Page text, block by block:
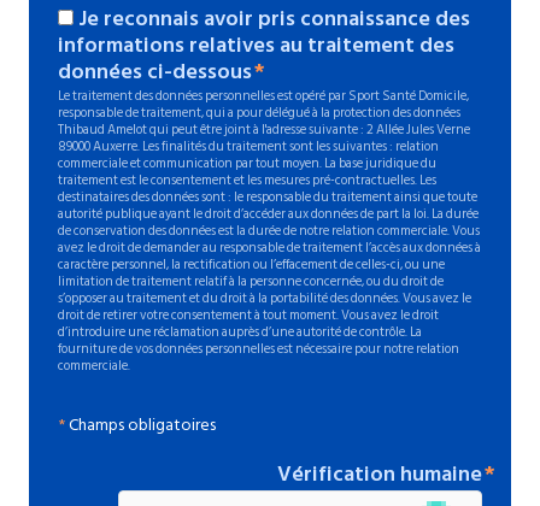
Je reconnais avoir pris connaissance des
informations relatives au traitement des
données ci-dessous
Le traitement des données personnelles est opéré par Sport Santé Domicile,
responsable de traitement, qui a pour délégué à la protection des données
Thibaud Amelot qui peut être joint à l'adresse suivante : 2 Allée Jules Verne
89000 Auxerre. Les finalités du traitement sont les suivantes : relation
commerciale et communication par tout moyen. La base juridique du
traitement est le consentement et les mesures pré-contractuelles. Les
destinataires des données sont : le responsable du traitement ainsi que toute
autorité publique ayant le droit d’accéder aux données de part la loi. La durée
de conservation des données est la durée de notre relation commerciale. Vous
avez le droit de demander au responsable de traitement l’accès aux données à
caractère personnel, la rectification ou l’effacement de celles-ci, ou une
limitation de traitement relatif à la personne concernée, ou du droit de
s’opposer au traitement et du droit à la portabilité des données. Vous avez le
droit de retirer votre consentement à tout moment. Vous avez le droit
d’introduire une réclamation auprès d’une autorité de contrôle. La
fourniture de vos données personnelles est nécessaire pour notre relation
commerciale.
*Champs obligatoires
Vérification humaine